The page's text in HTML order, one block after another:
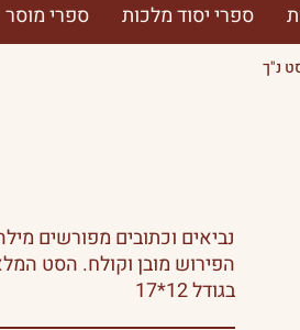
ספרי יסוד מלכות ספרי מוסר
נ"ך
נביאים וכתובים מפורשים
הפירוש מובן וקולח. הסט המלא כולל 12 חלקים. ניתן לרכוש
בגודל 12*17